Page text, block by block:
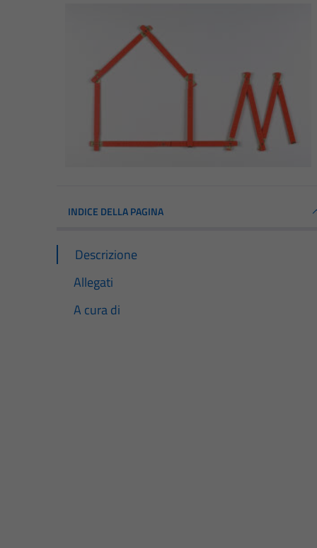
INDICE DELLA PAGINA
Descrizione
Allegati
A cura di